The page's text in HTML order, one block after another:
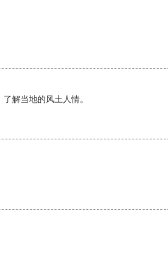
解当地的风土人情。